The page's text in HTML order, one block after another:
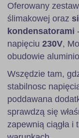
Oferowany
ślimakowej oraz
kondensatorami
napięciu 230V,
obudowie
Wszędzie tam,
stabilnosc
poddawana
sprawdzą się
zapewnią ciągła i